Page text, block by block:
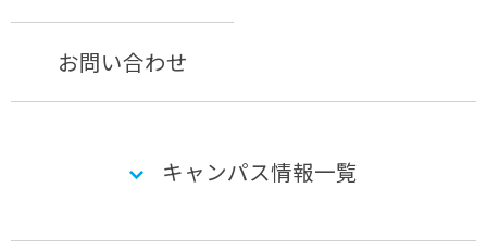
お問い合わせ
キャンパス情報一覧